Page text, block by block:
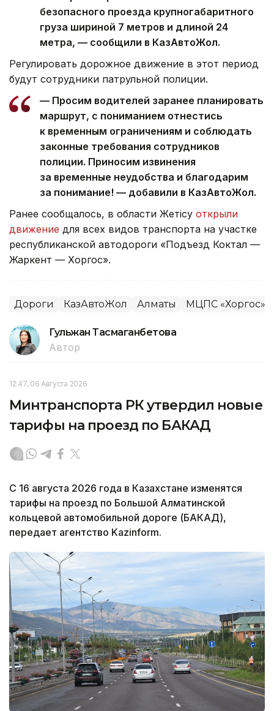
безопасного проезда крупногабаритного
груза шириной 7 метров и длиной 24
метра, — сообщили в КазАвтоЖол.
Регулировать дорожное движение в этот период
будут сотрудники патрульной полиции.
— Просим водителей заранее планировать
маршрут, с пониманием отнестись
к временным ограничениям и соблюдать
законные требования сотрудников
полиции. Приносим извинения
за временные неудобства и благодарим
за понимание! — добавили в КазАвтоЖол.
Ранее сообщалось, в области Жетісу открыли
движение для всех видов транспорта на участке
республиканской автодороги «Подъезд Коктал —
Жаркент — Хоргос».
Дороги КазАвтоЖол Алматы МЦПС «Хоргос»
Гульжан Тасмаганбетова
Автор
12:47, 06 Августа 2026
Минтранспорта РК утвердил новые
тарифы на проезд по БАКАД
С 16 августа 2026 года в Казахстане изменятся
тарифы на проезд по Большой Алматинской
кольцевой автомобильной дороге (БАКАД),
передает агентство Kazinform.